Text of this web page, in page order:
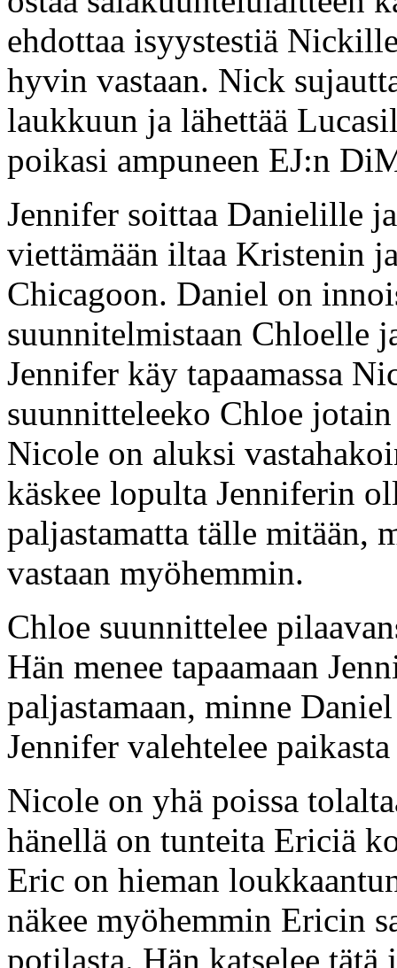
ehdottaa isyystestiä
hyvin vastaan. Nick
laukkuun ja lähettää
poikasi ampuneen EJ:n
Jennifer soittaa Danielille
viettämään iltaa Kristenin
Chicagoon. Daniel on
suunnitelmistaan Chloelle
Jennifer käy tapaamassa
suunnitteleeko Chloe
Nicole on aluksi
käskee lopulta Jenniferin
paljastamatta tälle mitään,
vastaan myöhemmin.
Chloe suunnittelee
Hän menee tapaamaan
paljastamaan, minne
Jennifer valehtelee
Nicole on yhä poissa
hänellä on tunteita Ericiä
Eric on hieman
näkee myöhemmin Ericin
potilasta. Hän katselee tätä